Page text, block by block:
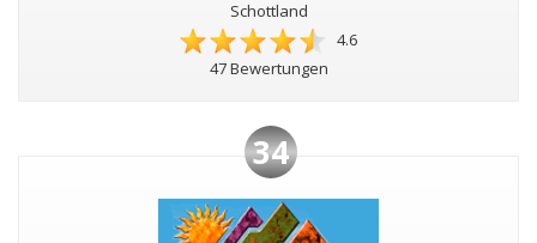
Schottland
4.6
47 Bewertungen
34